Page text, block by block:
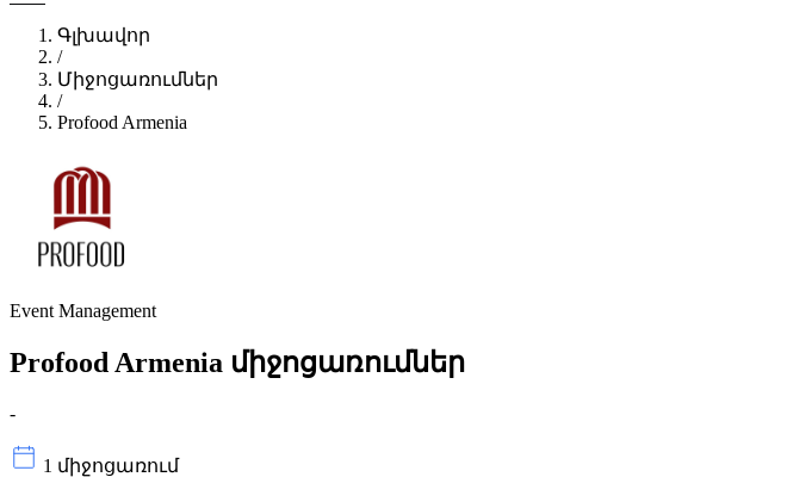
Գլխավոր
/
Միջոցառումներ
/
Profood Armenia
Event Management
Profood Armenia միջոցառումներ
-
1 միջոցառում